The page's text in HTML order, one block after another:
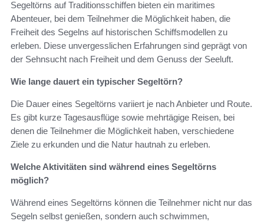
Segeltörns auf Traditionsschiffen bieten ein maritimes
Abenteuer, bei dem Teilnehmer die Möglichkeit haben, die
Freiheit des Segelns auf historischen Schiffsmodellen zu
erleben. Diese unvergesslichen Erfahrungen sind geprägt von
der Sehnsucht nach Freiheit und dem Genuss der Seeluft.
Wie lange dauert ein typischer Segeltörn?
Die Dauer eines Segeltörns variiert je nach Anbieter und Route.
Es gibt kurze Tagesausflüge sowie mehrtägige Reisen, bei
denen die Teilnehmer die Möglichkeit haben, verschiedene
Ziele zu erkunden und die Natur hautnah zu erleben.
Welche Aktivitäten sind während eines Segeltörns
möglich?
Während eines Segeltörns können die Teilnehmer nicht nur das
Segeln selbst genießen, sondern auch schwimmen,